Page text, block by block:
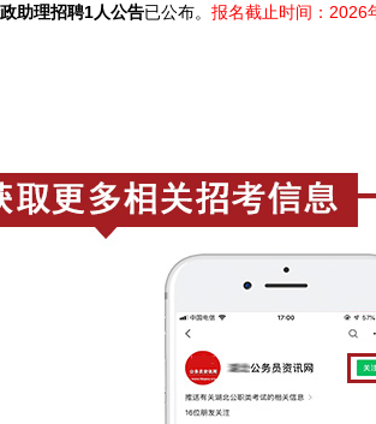
助理招聘1人公告已公布。 报名截止时间：2026